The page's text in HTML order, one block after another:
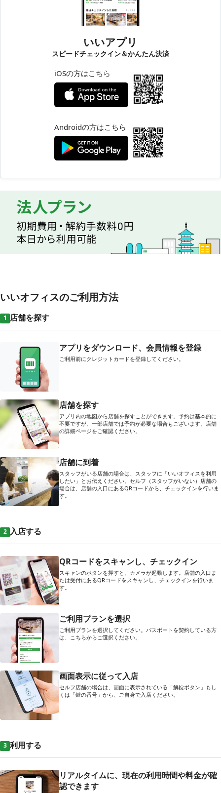
いいアプリ
スピードチェックイン＆かんたん決済
iOSの方はこちら
Androidの方はこちら
いいオフィスのご利用方法
1 店舗を探す
アプリをダウンロード、会員情報を登録
ご利用前にクレジットカードを登録してください。
店舗を探す
アプリ内の地図から店舗を探すことができます。予約は基本的に
不要ですが、一部店舗では予約が必要な場合もございます。店舗
の詳細ページをご確認ください。
店舗に到着
スタッフがいる店舗の場合は、スタッフに「いいオフィスを利用
したい」とお伝えください。セルフ（スタッフがいない）店舗の
場合は、店舗の入口にあるQRコードから、チェックインを行いま
す。
2 入店する
QRコードをスキャンし、チェックイン
スキャンのボタンを押すと、カメラが起動します。店舗の入口ま
たは受付にあるQRコードをスキャンし、チェックインを行いま
す。
ご利用プランを選択
ご利用プランを選択してください。パスポートを契約している方
は、こちらからご選択ください。
画面表示に従って入店
セルフ店舗の場合は、画面に表示されている「解錠ボタン」もし
くは「鍵の番号」から、ご自身で入店ください。
3 利用する
リアルタイムに、現在の利用時間や料金が確
認できます